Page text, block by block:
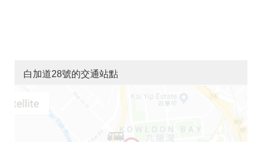
白加道28號的交通站點